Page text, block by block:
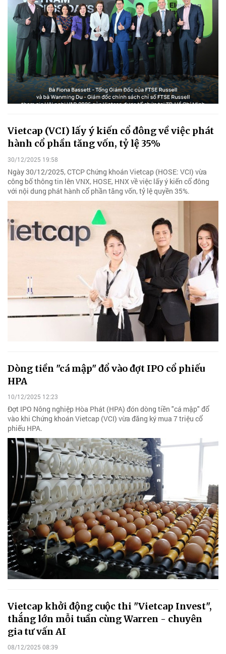
Vietcap (VCI) lấy ý kiến cổ đông về việc phát
hành cổ phần tăng vốn, tỷ lệ 35%
30/12/2025 19:58
Ngày 30/12/2025, CTCP Chứng khoán Vietcap (HOSE: VCI) vừa
công bố thông tin lên VNX, HOSE, HNX về việc lấy ý kiến cổ đông
với nội dung phát hành cổ phần tăng vốn, tỷ lệ quyền 35%.
Dòng tiền "cá mập" đổ vào đợt IPO cổ phiếu
HPA
10/12/2025 12:23
Đợt IPO Nông nghiệp Hòa Phát (HPA) đón dòng tiền "cá mập" đổ
vào khi Chứng khoán Vietcap (VCI) vừa đăng ký mua 7 triệu cổ
phiếu HPA.
Vietcap khởi động cuộc thi "Vietcap Invest",
thắng lớn mỗi tuần cùng Warren - chuyên
gia tư vấn AI
08/12/2025 08:39